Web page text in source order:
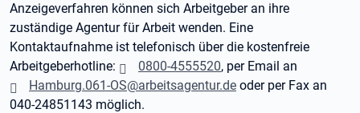
Anzeigeverfahren können sich Arbeitgeber an ihre
zuständige Agentur für Arbeit wenden. Eine
Kontaktaufnahme ist telefonisch über die kostenfreie
Arbeitgeberhotline:
0800-4555520, per Email an
Hamburg.061-OS@arbeitsagentur.de oder per Fax an
040-24851143 möglich.